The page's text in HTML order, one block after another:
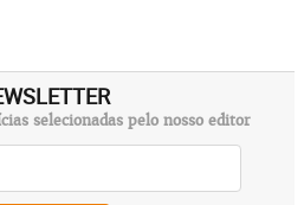
selecionadas pelo nosso editor